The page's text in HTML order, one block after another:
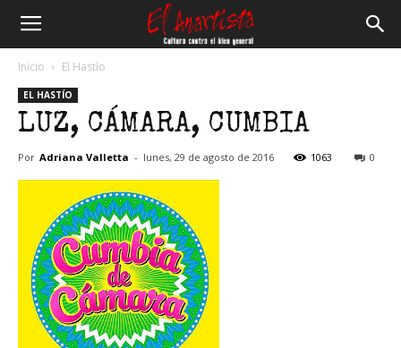
Anartista
Inicio El Hastío
EL HASTÍO
LUZ, CÁMARA, CUMBIA
Por Adriana Valletta - lunes, 29 de agosto de 2016 1063 0